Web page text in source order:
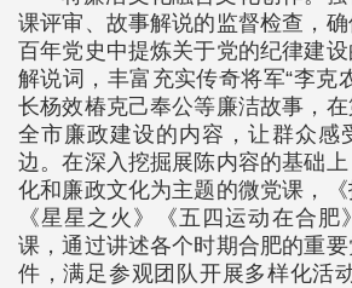
课评审、故事解说的监督检查，
百年党史中提炼关于党的纪律建
解说词，丰富充实传奇将军“李克
长杨效椿克己奉公等廉洁故事，
全市廉政建设的内容，让群众感
边。在深入挖掘展陈内容的基础
化和廉政文化为主题的微党课，《
《星星之火》《五四运动在合肥
课，通过讲述各个时期合肥的重
件，满足参观团队开展多样化活